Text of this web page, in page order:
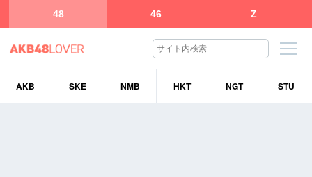
48 46 Z
AKB SKE NMB HKT NGT STU